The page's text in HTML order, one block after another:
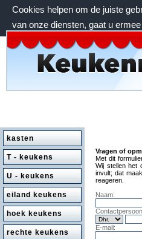
Cookies helpen om de juiste
van onze diensten, gaat u
vrijdag 7 augustus 2026, 07:21 uur
kasten
T - keukens
U - keukens
eiland keukens
hoek keukens
rechte keukens
Vragen of
Met dit
Wij stellen het
invult; dat
reageren.
Naam:
E-mail: